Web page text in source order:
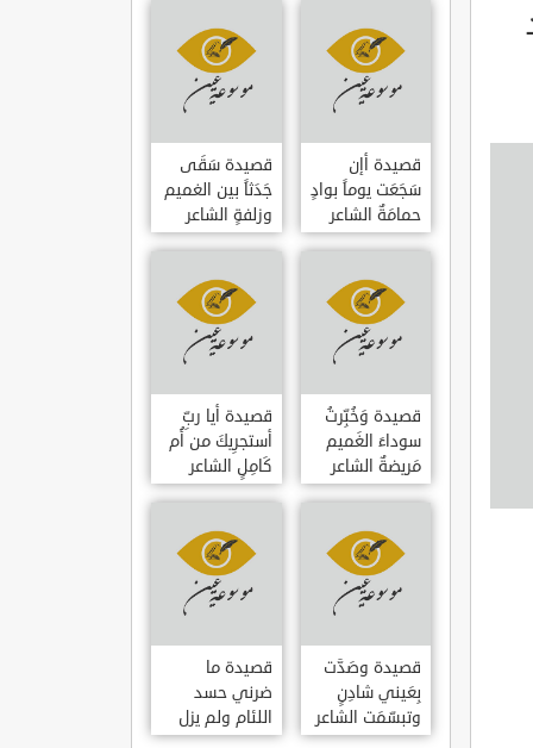
قصيدة أإن
سَجَعَت يوماً بوادٍ
حمامَةٌ الشاعر
العوام بن عقبة
قصيدة سَقَى
جَدَثاً بين الغميم
وزلفةٍ الشاعر
العوام بن عقبة
قصيدة وَخُبِّرتُ
سوداءَ الغَميم
مَريضةٌ الشاعر
العوام بن عقبة
قصيدة أيا ربِّ
أستجرِيكَ من أُم
كَامِلٍ الشاعر
العوام بن عقبة
قصيدة وصَدَّت
بِعَيني شادِنٍ
وتبسّمَت الشاعر
العوام بن عقبة
قصيدة ما
ضرني حسد
اللئام ولم يزل
الشاعر عمارة بن